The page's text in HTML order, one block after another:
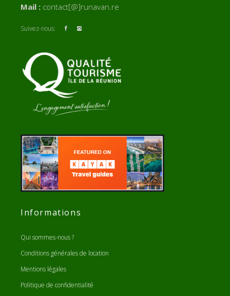
Mail : contact[@]runavan.re
Suivez-nous:
Informations
Qui sommes-nous ?
Conditions générales de location
Mentions légales
Politique de confidentialité